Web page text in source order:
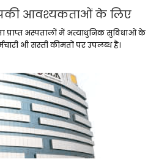
आवश्यकताओं के लिए
अस्पतालों में अत्याधुनिक सुविधाओं के
भी सस्ती कीमतों पर उपलब्ध हैं।